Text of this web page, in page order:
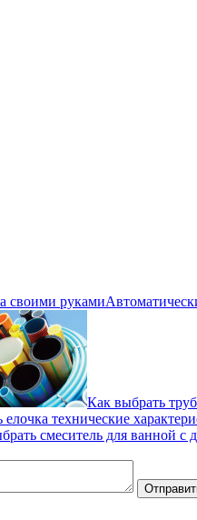
Как выбрать
елочка технические